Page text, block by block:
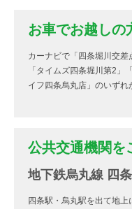
お車でお越しの
カーナビで「四条堀川交差
「タイムズ四条堀川第2」
イフ四条烏丸店」のいずれ
公共交通機関を
地下鉄烏丸線 四
四条駅・烏丸駅を出て地